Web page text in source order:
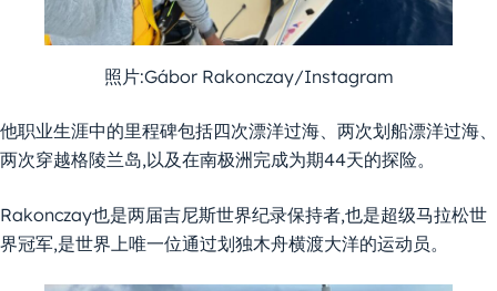
照片:Gábor Rakonczay/Instagram
他职业生涯中的里程碑包括四次漂洋过海、两次划船漂洋过海、
两次穿越格陵兰岛,以及在南极洲完成为期44天的探险。
Rakonczay也是两届吉尼斯世界纪录保持者,也是超级马拉松世
界冠军,是世界上唯一位通过划独木舟横渡大洋的运动员。